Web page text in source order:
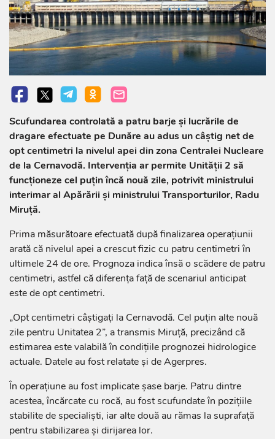
Scufundarea controlată a patru barje și lucrările de
dragare efectuate pe Dunăre au adus un câștig net de
opt centimetri la nivelul apei din zona Centralei Nucleare
de la Cernavodă. Intervenția ar permite Unității 2 să
funcționeze cel puțin încă nouă zile, potrivit ministrului
interimar al Apărării și ministrului Transporturilor, Radu
Miruță.
Prima măsurătoare efectuată după finalizarea operațiunii
arată că nivelul apei a crescut fizic cu patru centimetri în
ultimele 24 de ore. Prognoza indica însă o scădere de patru
centimetri, astfel că diferența față de scenariul anticipat
este de opt centimetri.
„Opt centimetri câștigați la Cernavodă. Cel puțin alte nouă
zile pentru Unitatea 2”, a transmis Miruță, precizând că
estimarea este valabilă în condițiile prognozei hidrologice
actuale. Datele au fost relatate și de Agerpres.
În operațiune au fost implicate șase barje. Patru dintre
acestea, încărcate cu rocă, au fost scufundate în pozițiile
stabilite de specialiști, iar alte două au rămas la suprafață
pentru stabilizarea și dirijarea lor.